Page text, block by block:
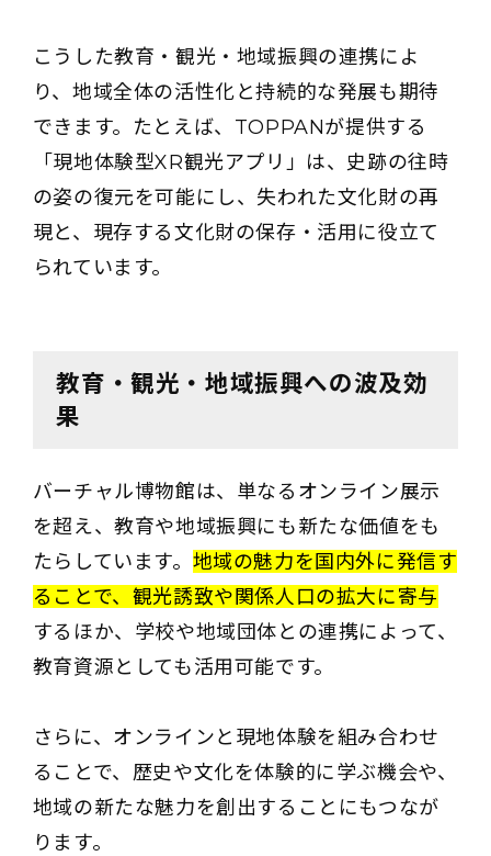
こうした教育・観光・地域振興の連携によ
り、地域全体の活性化と持続的な発展も期待
できます。たとえば、TOPPANが提供する
「現地体験型XR観光アプリ」は、史跡の往時
の姿の復元を可能にし、失われた文化財の再
現と、現存する文化財の保存・活用に役立て
られています。
教育・観光・地域振興への波及効
果
バーチャル博物館は、単なるオンライン展示
を超え、教育や地域振興にも新たな価値をも
たらしています。 地域の魅力を国内外に発信す
ることで、観光誘致や関係人口の拡大に寄与
するほか、学校や地域団体との連携によって、
教育資源としても活用可能です。
さらに、オンラインと現地体験を組み合わせ
ることで、歴史や文化を体験的に学ぶ機会や、
地域の新たな魅力を創出することにもつなが
ります。